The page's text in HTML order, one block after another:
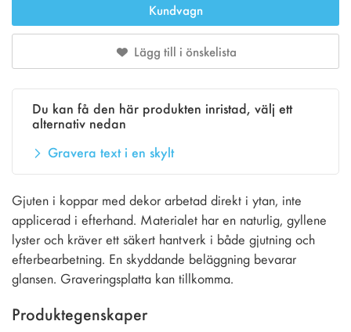
Kundvagn
Lägg till i önskelista
Du kan få den här produkten inristad, välj ett
alternativ nedan
Gravera text i en skylt
Gjuten i koppar med dekor arbetad direkt i ytan, inte
applicerad i efterhand. Materialet har en naturlig, gyllene
lyster och kräver ett säkert hantverk i både gjutning och
efterbearbetning. En skyddande beläggning bevarar
glansen. Graveringsplatta kan tillkomma.
Produktegenskaper